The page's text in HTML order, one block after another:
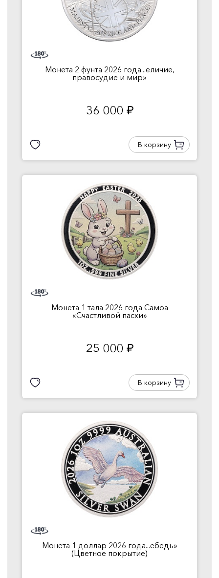
Монета 2 фунта 2026 года...еличие,
правосудие и мир»
36 000 руб.
В корзину
Монета 1 тала 2026 года Самоа
«Счастливой пасхи»
25 000 руб.
В корзину
Монета 1 доллар 2026 года...ебедь»
(Цветное покрытие)